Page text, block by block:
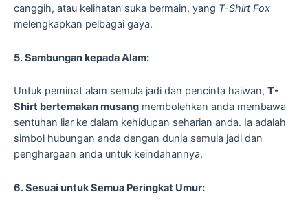
canggih, atau kelihatan suka bermain, yang T-Shirt Fox
melengkapkan pelbagai gaya.
5. Sambungan kepada Alam:
Untuk peminat alam semula jadi dan pencinta haiwan, T-
Shirt bertemakan musang membolehkan anda membawa
sentuhan liar ke dalam kehidupan seharian anda. Ia adalah
simbol hubungan anda dengan dunia semula jadi dan
penghargaan anda untuk keindahannya.
6. Sesuai untuk Semua Peringkat Umur: